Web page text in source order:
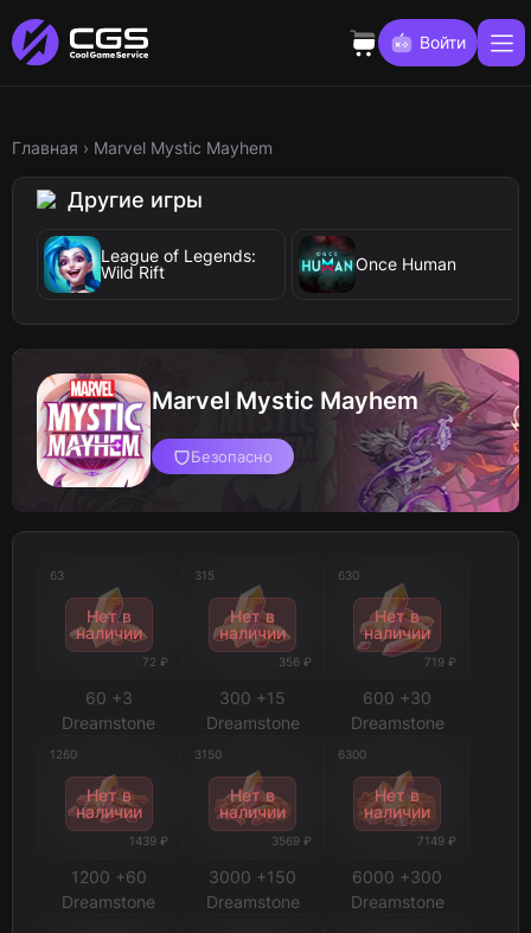
Войти
Главная › Marvel Mystic Mayhem
Другие игры
League of Legends:
Wild Rift
Once Human
Marvel Mystic Mayhem
Безопасно
Нет в
наличии
72 ₽
63
60 +3
Dreamstone
Нет в
наличии
356 ₽
315
300 +15
Dreamstone
Нет в
наличии
719 ₽
630
600 +30
Dreamstone
Нет в
наличии
1439 ₽
1260
1200 +60
Dreamstone
Нет в
наличии
3569 ₽
3150
3000 +150
Dreamstone
Нет в
наличии
7149 ₽
6300
6000 +300
Dreamstone